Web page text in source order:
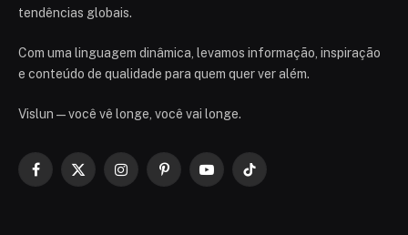
tendências globais.
Com uma linguagem dinâmica, levamos informação, inspiração
e conteúdo de qualidade para quem quer ver além.
Vislun — você vê longe, você vai longe.
Facebook
X
InstagramPinterestYouTubeTikTok